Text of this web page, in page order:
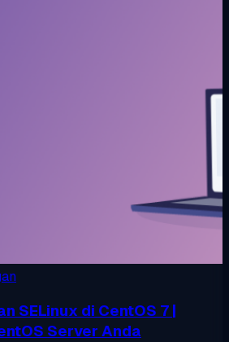
SELinux di CentOS 7 |
Server Anda